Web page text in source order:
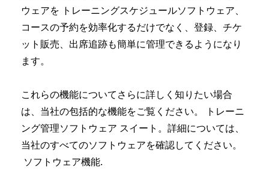
ウェアを
トレーニングスケジュールソフトウェア
コースの予約を効率化するだけでなく、登録、チケ
ット販売、出席追跡も簡単に管理できるようになり
ます。
これらの機能についてさらに詳しく知りたい場合
は、当社の包括的な機能をご覧ください。
トレーニ
ング管理ソフトウェア スイート。詳細については、
当社のすべてのソフトウェアを確認してください。
ソフトウェア機能.